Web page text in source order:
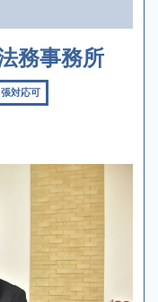
務事務所
対応可